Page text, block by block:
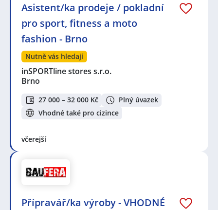
Asistent/ka prodeje / pokladní
pro sport, fitness a moto
fashion - Brno
Nutně vás hledají
inSPORTline stores s.r.o.
Brno
27 000 – 32 000 Kč
Plný úvazek
Vhodné také pro cizince
včerejší
Přípravář/ka výroby - VHODNÉ